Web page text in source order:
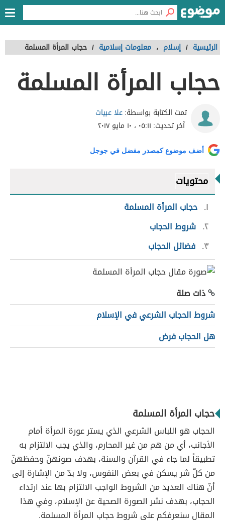
الرئيسية / إسلام ، معلومات إسلامية / حجاب المرأة المسلمة
حجاب المرأة المسلمة
تمت الكتابة بواسطة:علا عبيات
آخر تحديث: ٠٥:١١ ، ١٠ مايو ٢٠١٧
أضف موضوع كمصدر مفضل في جوجل
محتويات
١ حجاب المرأة المسلمة
٢ شروط الحجاب
٣ فضائل الحجاب
ذات صلة
شروط الحجاب الشرعي في الإسلام
هل الحجاب فرض
حجاب المرأة المسلمة
الحجاب هو اللباس الشرعي الذي يستر عورة المرأة أمام
الأجانب، أي من هم من غير المحارم، والذي يجب الالتزام به
تطبيقاً لما جاء في القرآن والسنة، بهدف صونهنّ وحفظهنّ
من كلّ شر يسكن في بعض النفوس، ولا بدّ من الإشارة إلى
أنّ هناك العديد من الشروط الواجب الالتزام بها عند ارتداء
الحجاب، بهدف نشر الصورة الصحية عن الإسلام، وفي هذا
المقال سنعرفكم على شروط حجاب المرأة المسلمة.